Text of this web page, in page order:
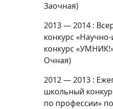
Заочная)
2013 — 2014 :
конкурс
конкурс
Очная)
2012 — 2013 :
школьный
по профессии»